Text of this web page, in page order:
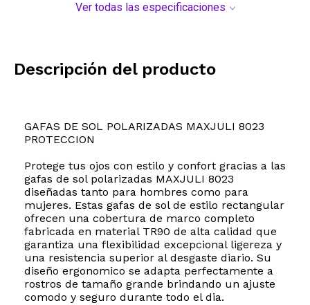
Ver todas las especificaciones
Descripción del producto
GAFAS DE SOL POLARIZADAS MAXJULI 8023
PROTECCION
Protege tus ojos con estilo y confort gracias a las
gafas de sol polarizadas MAXJULI 8023
diseñadas tanto para hombres como para
mujeres. Estas gafas de sol de estilo rectangular
ofrecen una cobertura de marco completo
fabricada en material TR90 de alta calidad que
garantiza una flexibilidad excepcional ligereza y
una resistencia superior al desgaste diario. Su
diseño ergonomico se adapta perfectamente a
rostros de tamaño grande brindando un ajuste
comodo y seguro durante todo el dia.